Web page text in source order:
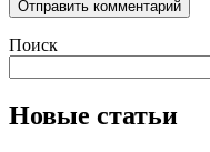
Поиск
Новые статьи